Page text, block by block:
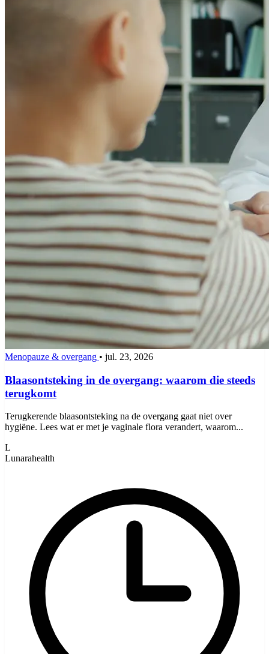
Menopauze & overgang • jul. 23, 2026
Blaasontsteking in de overgang: waarom die steeds
terugkomt
Terugkerende blaasontsteking na de overgang gaat niet over
hygiëne. Lees wat er met je vaginale flora verandert, waarom...
L
Lunarahealth